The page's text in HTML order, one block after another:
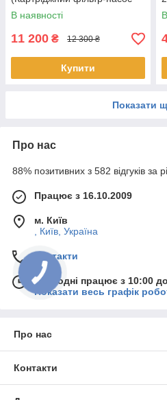
3785 л/год, драбина)
В наявності
11 200 ₴ 12 300 ₴
Купити
Показати
Про нас
88% позитивних з 582 відгуків за
Працює з 16.10.2009
м. Київ
, Київ, Україна
Контакти
Сьогодні працює з 10:00
Показати весь графік
Про нас
Контакти